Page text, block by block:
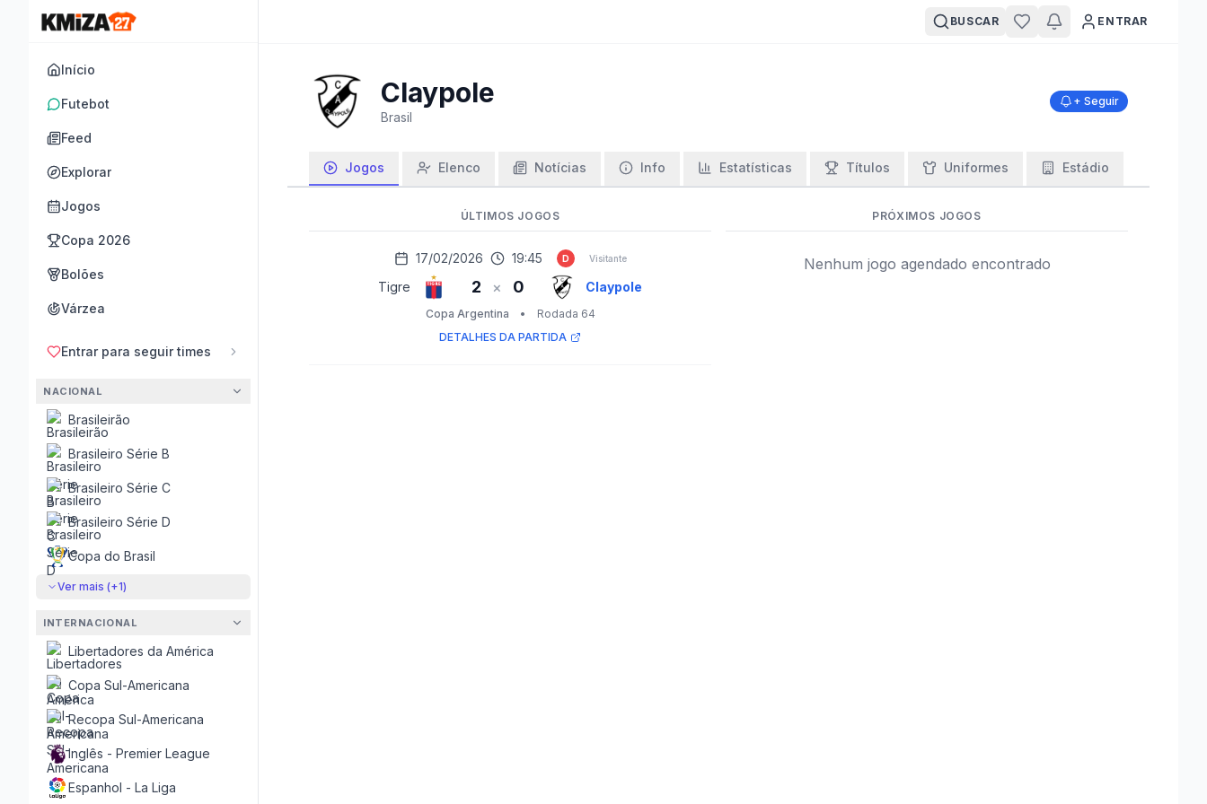
Início
Futebot
Feed
Explorar
Jogos
Copa 2026
Bolões
Várzea
Entrar para seguir times
NACIONAL
Brasileirão
Brasileiro Série B
Brasileiro Série C
Brasileiro Série D
Copa do Brasil
Ver mais (+1)
INTERNACIONAL
Libertadores da América
Copa Sul-Americana
Recopa Sul-Americana
Inglês - Premier League
Espanhol - La Liga
BUSCAR ENTRAR
Claypole
Brasil
+ Seguir
Jogos Elenco Notícias Info Estatísticas Títulos Uniformes Estádio
ÚLTIMOS JOGOS
17/02/2026 19:45 D Visitante
Tigre 2 × 0 Claypole
Copa Argentina •
Rodada 64
DETALHES DA PARTIDA
PRÓXIMOS JOGOS
Nenhum jogo agendado encontrado